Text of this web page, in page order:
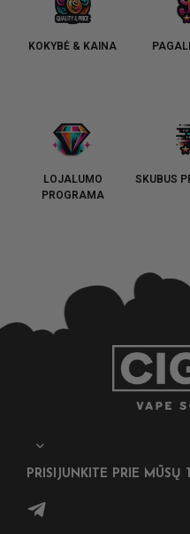
KOKYBĖ & KAINA
LOJALUMO
PROGRAMA
SKUBUS
PRISIJUNKITE PRIE MŪSŲ